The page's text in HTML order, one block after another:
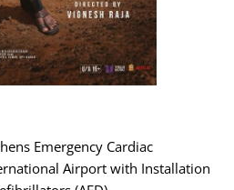
Emergency Cardiac
Airport with Installation